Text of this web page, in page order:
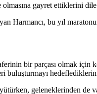
olmasına gayret ettiklerini
Harmancı, bu yıl
bir parçası olmak için
buluşturmayı
geleneklerinden de